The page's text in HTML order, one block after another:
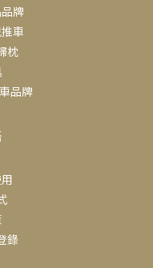
牌
車
枕
品牌
錄